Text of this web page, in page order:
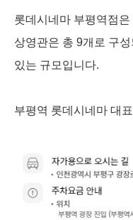
롯데시네마 부평역점
상영관은 총 9개로 구
있는 규모입니다.
부평역 롯데시네마 대